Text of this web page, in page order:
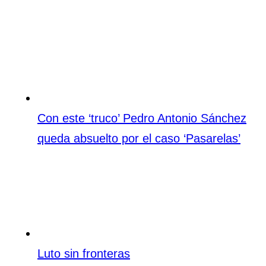
Con este ‘truco’ Pedro Antonio Sánchez
queda absuelto por el caso ‘Pasarelas’
Luto sin fronteras